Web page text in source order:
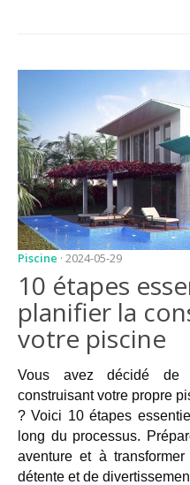
DOSSIER
CONSEILS ET
ASTUCES
GUIDES
JARDIN
ENTRETIEN
PISCINE
ENTRETIEN
PARTENAIRES
LIGNE JARDIN
INFO PAYSAGISTE
GUIDE JARDIN ET
Piscine · 2024-05-29
10 étapes
planifier la
votre piscine
Vous avez décidé de
construisant votre propre
? Voici 10 étapes
long du processus.
aventure et à
détente et de